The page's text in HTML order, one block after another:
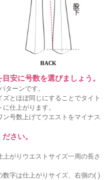
安に号数を選びましょう。
ターンです。
とほぼ同じにすることでタイト
仕上がります。
号数上げてウエストをマイナス
さい。
がりウエストサイズ一周の長さ
字は仕上がりサイズ、右側の( )